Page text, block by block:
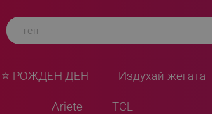
⭐ РОЖДЕН ДЕН Издухай жегата
Ariete TCL